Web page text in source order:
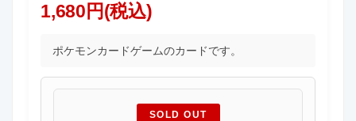
1,680円(税込)
ポケモンカードゲームのカードです。
SOLD OUT